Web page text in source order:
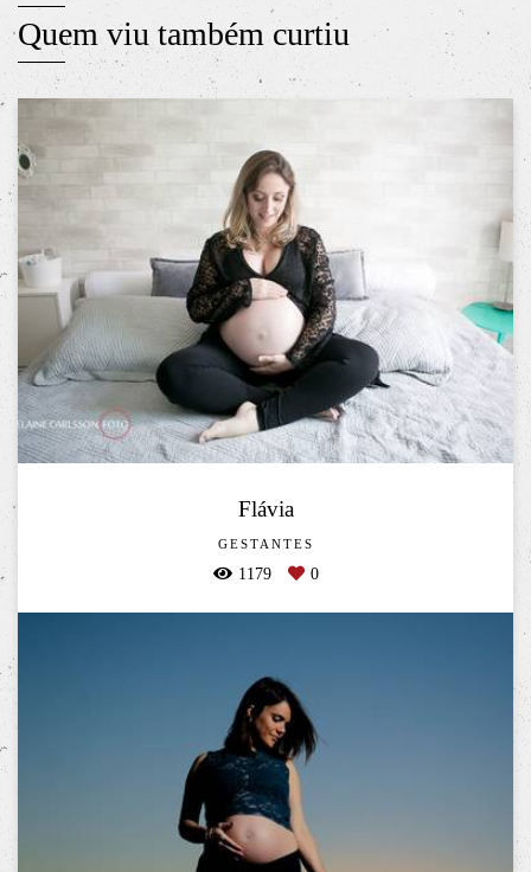
Quem viu também curtiu
Flávia
GESTANTES
1179 0